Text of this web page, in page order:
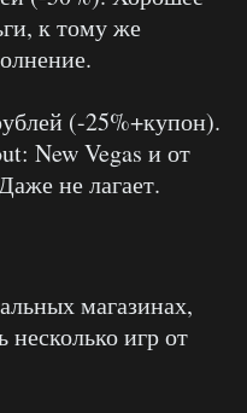
к тому же
(-25%+купон).
New Vegas и от
не лагает.
магазинах,
игр от